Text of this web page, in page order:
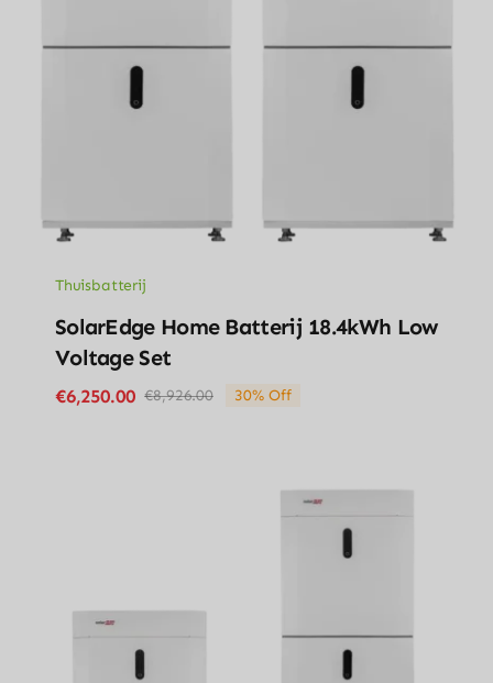
Thuisbatterij
SolarEdge Home Batterij 18.4kWh Low
Voltage Set
€8,926.00Original
€6,250.00
Current
30% Off